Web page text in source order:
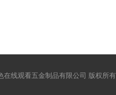
线观看五金制品有限公司 版权所有 访